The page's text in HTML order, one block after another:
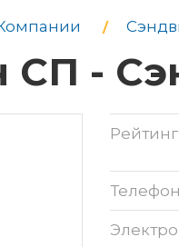
СП -
Рейтинг
Телефон